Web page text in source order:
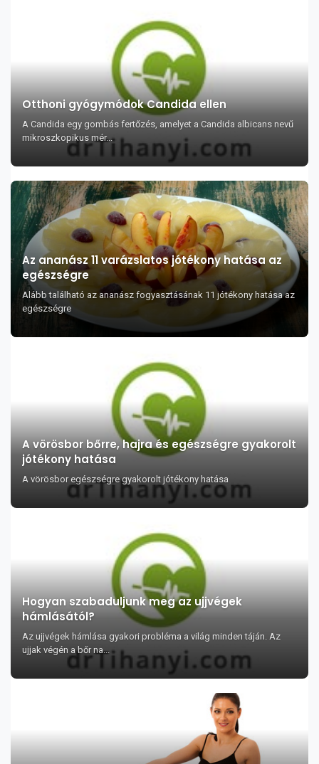
Otthoni gyógymódok Candida ellen
A Candida egy gombás fertőzés, amelyet a Candida albicans nevű
mikroszkopikus mér...
Az ananász 11 varázslatos jótékony hatása az
egészségre
Alább található az ananász fogyasztásának 11 jótékony hatása az
egészségre
A vörösbor bőrre, hajra és egészségre gyakorolt
jótékony hatása
A vörösbor egészségre gyakorolt jótékony hatása
Hogyan szabaduljunk meg az ujjvégek
hámlásától?
Az ujjvégek hámlása gyakori probléma a világ minden táján. Az
ujjak végén a bőr na...